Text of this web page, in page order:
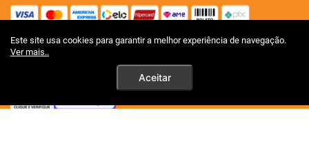
Este site usa cookies para garantir a melhor experiência de navegação.
Ver mais..
Aceitar
site 100% seguro